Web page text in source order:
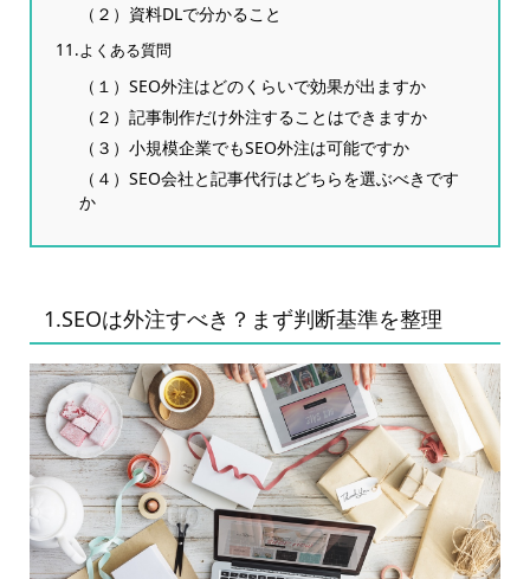
（２）資料DLで分かること
11.よくある質問
（１）SEO外注はどのくらいで効果が出ますか
（２）記事制作だけ外注することはできますか
（３）小規模企業でもSEO外注は可能ですか
（４）SEO会社と記事代行はどちらを選ぶべきです
か
1.SEOは外注すべき？まず判断基準を整理